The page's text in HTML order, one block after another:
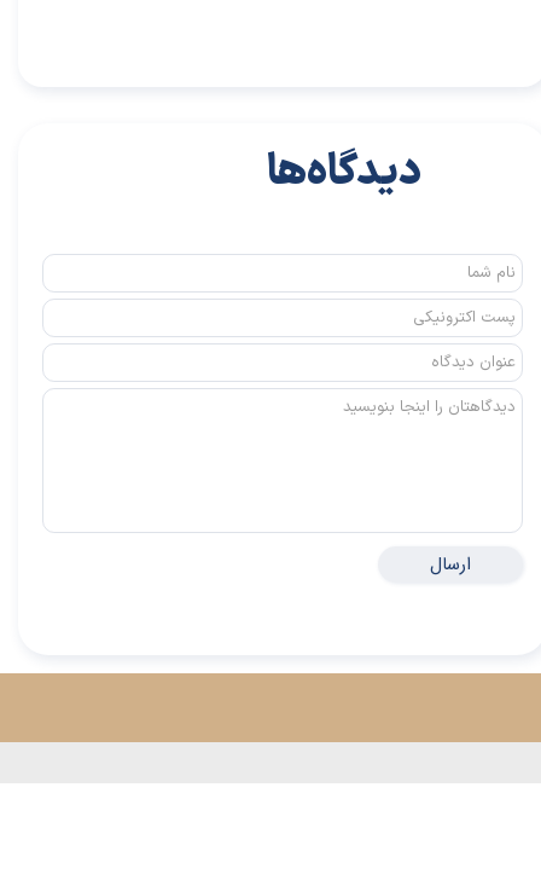
ارسال
دیدگاه‌ها